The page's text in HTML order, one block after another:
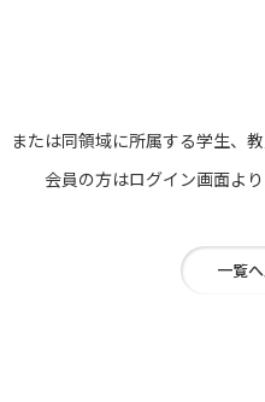
または同領域に所属する学生、
会員の方はログイン画面より
一覧